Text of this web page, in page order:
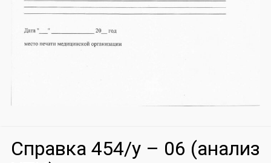
Справка 454/у – 06 (анализ